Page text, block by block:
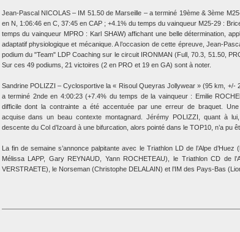
Jean-Pascal NICOLAS – IM 51.50 de Marseille – a terminé 19ème & 3ème
en N, 1:06:46 en C, 37:45 en CAP ; +4.1% du temps du vainqueur M25-29 :
temps du vainqueur MPRO : Karl SHAW) affichant une belle détermination,
adaptatif physiologique et mécanique. A l’occasion de cette épreuve, Jean-
podium du "Team" LDP Coaching sur le circuit IRONMAN (Full, 70.3, 51.50,
Sur ces 49 podiums, 21 victoires (2 en PRO et 19 en GA) sont à noter.
Sandrine POLIZZI – Cyclosportive la « Risoul Queyras Jollywear » (95 km, +/-
a terminé 2nde en 4:00:23 (+7.4% du temps de la vainqueur : Emilie
difficile dont la contrainte a été accentuée par une erreur de braquet. Une
acquise dans un beau contexte montagnard. Jérémy POLIZZI, quant à
descente du Col d’Izoard à une bifurcation, alors pointé dans le TOP10, n’a pu
La fin de semaine s’annonce palpitante avec le Triathlon LD de l’Alpe d’Huez
Mélissa LAPP, Gary REYNAUD, Yann ROCHETEAU), le Triathlon CD de
VERSTRAETE), le Norseman (Christophe DELALAIN) et l’IM des Pays-Bas